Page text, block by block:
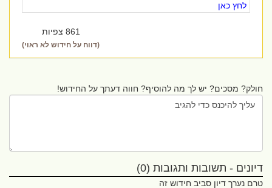
לחץ כאן
861 צפיות
(דווח על חידוש לא ראוי)
חולק? מסכים? יש לך מה להוסיף? חווה דעתך על החידוש!
דיונים - תשובות ותגובות (0)
טרם נערך דיון סביב חידוש זה